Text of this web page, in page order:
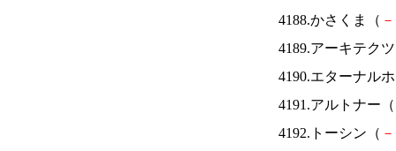
4188.かさくま（ －
4189.アーキテク
4190.エターナル
4191.アルトナー（
4192.トーシン（ －